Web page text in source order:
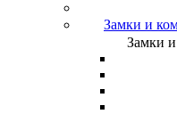
Замки и
Замки